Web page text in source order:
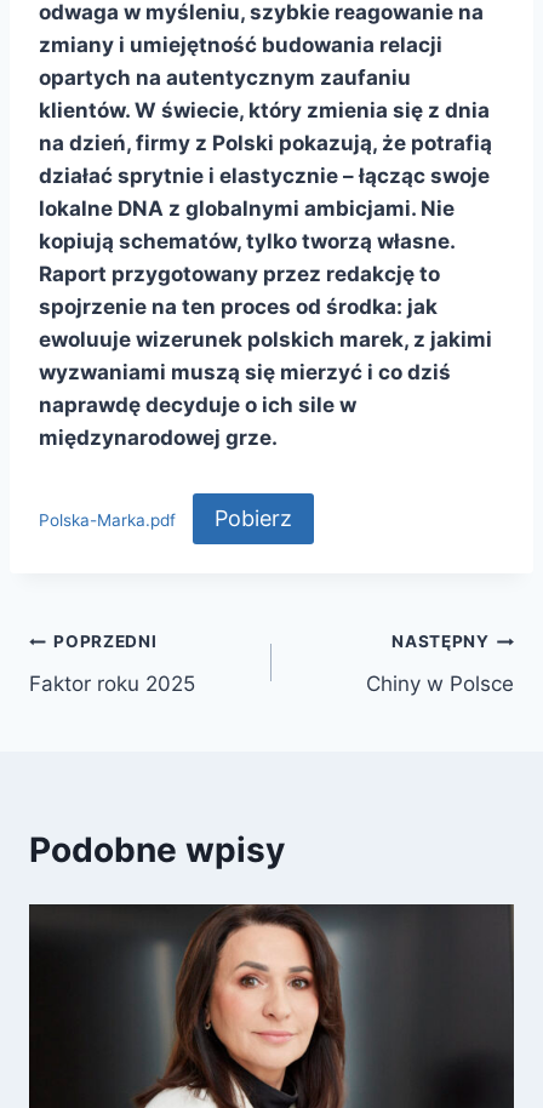
odwaga w myśleniu, szybkie reagowanie na
zmiany i umiejętność budowania relacji
opartych na autentycznym zaufaniu
klientów. W świecie, który zmienia się z dnia
na dzień, firmy z Polski pokazują, że potrafią
działać sprytnie i elastycznie – łącząc swoje
lokalne DNA z globalnymi ambicjami. Nie
kopiują schematów, tylko tworzą własne.
Raport przygotowany przez redakcję to
spojrzenie na ten proces od środka: jak
ewoluuje wizerunek polskich marek, z jakimi
wyzwaniami muszą się mierzyć i co dziś
naprawdę decyduje o ich sile w
międzynarodowej grze.
Polska-Marka.pdf Pobierz
POPRZEDNI
Faktor roku 2025
NASTĘPNY
Chiny w Polsce
Podobne wpisy